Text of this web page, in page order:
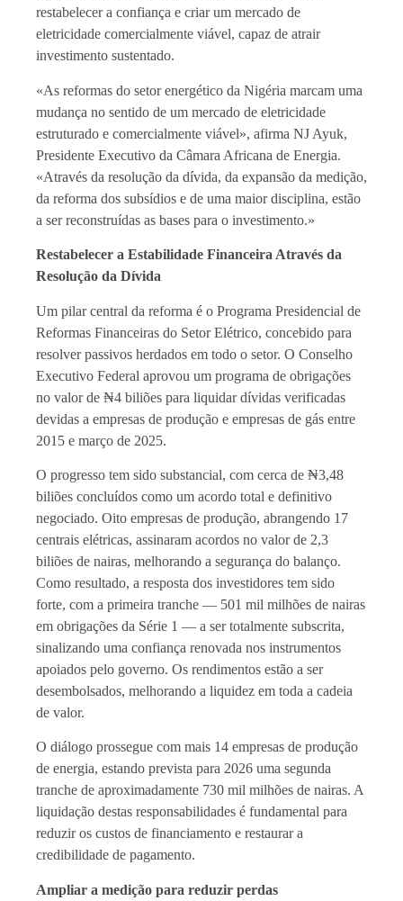
restabelecer a confiança e criar um mercado de
eletricidade comercialmente viável, capaz de atrair
investimento sustentado.
«As reformas do setor energético da Nigéria marcam uma
mudança no sentido de um mercado de eletricidade
estruturado e comercialmente viável», afirma NJ Ayuk,
Presidente Executivo da Câmara Africana de Energia.
«Através da resolução da dívida, da expansão da medição,
da reforma dos subsídios e de uma maior disciplina, estão
a ser reconstruídas as bases para o investimento.»
Restabelecer a Estabilidade Financeira Através da
Resolução da Dívida
Um pilar central da reforma é o Programa Presidencial de
Reformas Financeiras do Setor Elétrico, concebido para
resolver passivos herdados em todo o setor. O Conselho
Executivo Federal aprovou um programa de obrigações
no valor de ₦4 biliões para liquidar dívidas verificadas
devidas a empresas de produção e empresas de gás entre
2015 e março de 2025.
O progresso tem sido substancial, com cerca de ₦3,48
biliões concluídos como um acordo total e definitivo
negociado. Oito empresas de produção, abrangendo 17
centrais elétricas, assinaram acordos no valor de 2,3
biliões de nairas, melhorando a segurança do balanço.
Como resultado, a resposta dos investidores tem sido
forte, com a primeira tranche — 501 mil milhões de nairas
em obrigações da Série 1 — a ser totalmente subscrita,
sinalizando uma confiança renovada nos instrumentos
apoiados pelo governo. Os rendimentos estão a ser
desembolsados, melhorando a liquidez em toda a cadeia
de valor.
O diálogo prossegue com mais 14 empresas de produção
de energia, estando prevista para 2026 uma segunda
tranche de aproximadamente 730 mil milhões de nairas. A
liquidação destas responsabilidades é fundamental para
reduzir os custos de financiamento e restaurar a
credibilidade de pagamento.
Ampliar a medição para reduzir perdas